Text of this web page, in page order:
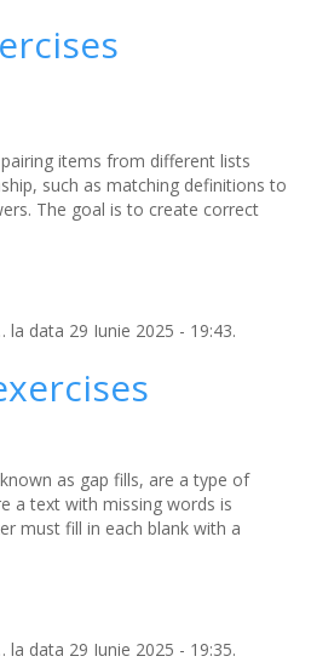
items from different lists
such as matching definitions to
The goal is to create correct
la data 29 Iunie 2025 - 19:43.
as gap fills, are a type of
a text with missing words is
must fill in each blank with a
la data 29 Iunie 2025 - 19:35.